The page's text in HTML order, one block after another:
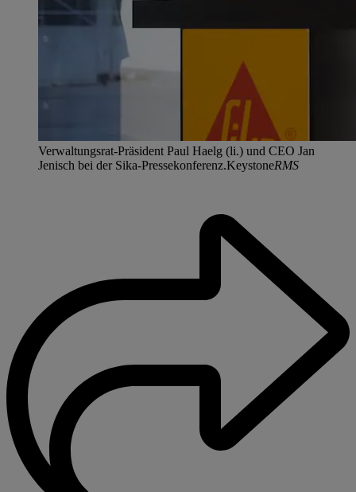
Verwaltungsrat-Präsident Paul Haelg (li.) und CEO Jan
Jenisch bei der Sika-Pressekonferenz.KeystoneRMS